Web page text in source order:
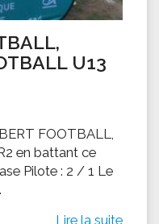
U13
FOOTBALL,
en battant ce
Pilote : 2 / 1 Le
Lire la suite